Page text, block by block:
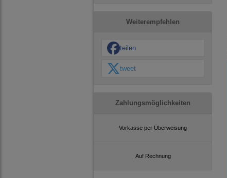
Weiterempfehlen
teilen
tweet
Zahlungsmöglichkeiten
Vorkasse per Überweisung
Auf Rechnung